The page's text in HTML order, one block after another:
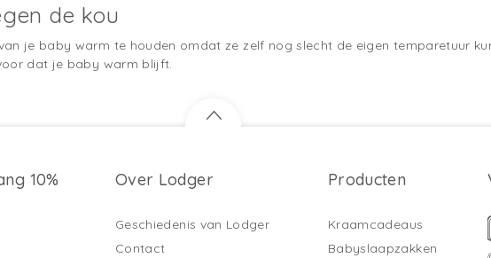
de kou
je baby warm te houden omdat ze zelf nog slecht de eigen temparetuur
dat je baby warm blijft.
10%
Over Lodger
Geschiedenis van Lodger
Contact
Producten
Kraamcadeaus
Babyslaapzakken